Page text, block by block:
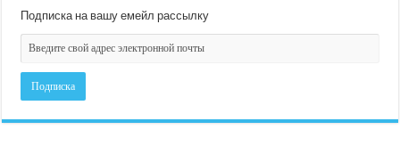
Подписка на вашу емейл рассылку